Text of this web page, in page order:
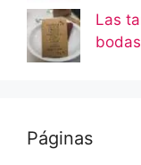
Las
Páginas